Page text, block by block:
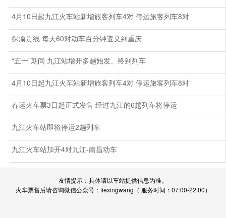
4月10日起九江火车站新增旅客列车4对 停运旅客列车8对
探渝贵线 每天60对动车百分钟遵义到重庆
“五一”期间 九江站增开多趟始发、终到列车
4月10日起九江火车站新增旅客列车4对 停运旅客列车8对
春运火车票3日起正式发售 经过九江的6趟列车将停运
九江火车站即将停运2趟列车
九江火车站加开4对九江-南昌动车
友情提示：具体请以车站提供信息为准。
火车票售后请咨询微信公众号：tiexingwang（ 服务时间：07:00-22:00）